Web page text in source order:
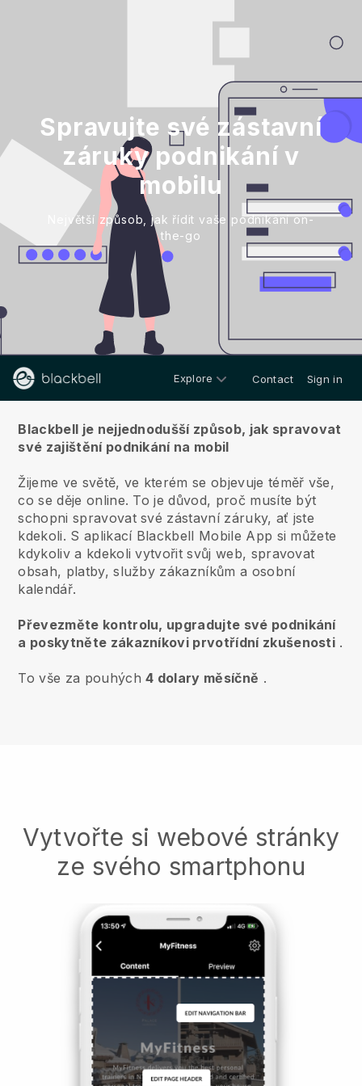
Spravujte své zástavní
záruky podnikání v
mobilu
Největší způsob, jak řídit vaše podnikání on-
the-go
Explore Contact Sign in
Blackbell je nejjednodušší způsob, jak spravovat
své zajištění podnikání na mobil
Žijeme ve světě, ve kterém se objevuje téměř vše,
co se děje online. To je důvod, proč musíte být
schopni spravovat své zástavní záruky, ať jste
kdekoli. S aplikací Blackbell Mobile App si můžete
kdykoliv a kdekoli vytvořit svůj web, spravovat
obsah, platby, služby zákazníkům a osobní
kalendář.
Převezměte kontrolu, upgradujte své podnikání
a poskytněte zákazníkovi prvotřídní zkušenosti .
To vše za pouhých4 dolary měsíčně .
Vytvořte si webové stránky
ze svého smartphonu